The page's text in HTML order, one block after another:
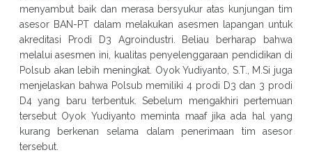
menyambut baik dan merasa bersyukur atas kunjungan tim
asesor BAN-PT dalam melakukan asesmen lapangan untuk
akreditasi Prodi D3 Agroindustri. Beliau berharap bahwa
melalui asesmen ini, kualitas penyelenggaraan pendidikan di
Polsub akan lebih meningkat. Oyok Yudiyanto, S.T., M.Si juga
menjelaskan bahwa Polsub memiliki 4 prodi D3 dan 3 prodi
D4 yang baru terbentuk. Sebelum mengakhiri pertemuan
tersebut Oyok Yudiyanto meminta maaf jika ada hal yang
kurang berkenan selama dalam penerimaan tim asesor
tersebut.